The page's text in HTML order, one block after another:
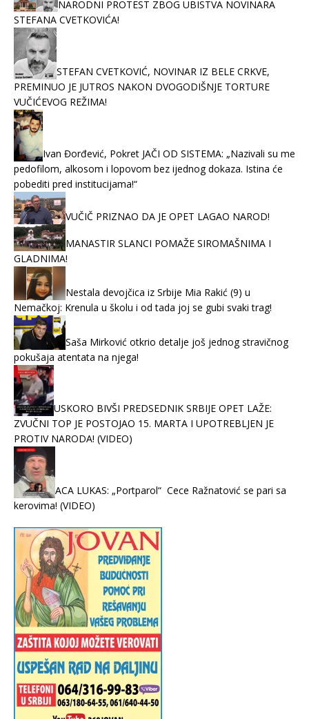
NARODNI PROTEST ZBOG UBISTVA NOVINARA
STEFANA CVETKOVIĆA!
STEFAN CVETKOVIĆ, NOVINAR IZ BELE CRKVE,
PREMINUO JE JUTROS NAKON DVOGODIŠNJE TORTURE
VUČIĆEVOG REŽIMA!
Ivan Đorđević, Pokret JAČI OD SISTEMA: „Nazivali su me
pedofilom, alkosom i lopovom bez ijednog dokaza. Istina će
pobediti pred institucijama!“
VUČIČ PRIZNAO DA JE OPET LAGAO NAROD!
MANASTIR SLANCI POMAŽE SIROMAŠNIMA I
GLADNIMA!
Nestala devojčica iz Srbije Mia Rakić (9) u
Nemačkoj: Krenula u školu i od tada joj se gubi svaki trag!
Saša Mirković otkrio detalje još jednog stravičnog
pokušaja atentata na njega!
USKORO BIVŠI PREDSEDNIK SRBIJE OPET LAŽE:
ZVUČNI TOP JE POSTOJAO 15. MARTA I UPOTREBLJEN JE
PROTIV NARODA! (VIDEO)
ACA LUKAS: „Portparol“ Cece Ražnatović se pari sa
kerovima! (VIDEO)